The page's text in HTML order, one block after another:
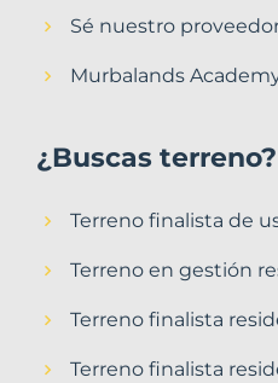
Sé nuestro
Murbalands
¿Buscas terreno?
Terreno finalista de
Terreno en gestión
Terreno finalista
Terreno finalista